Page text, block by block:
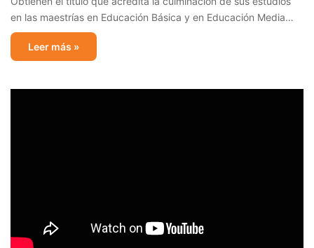
en las maestrías en Educación Básica y en Educación Media…
Leer más »